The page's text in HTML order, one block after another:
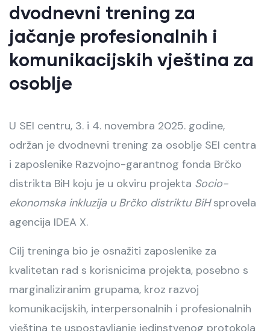
dvodnevni trening za
jačanje profesionalnih i
komunikacijskih vještina za
osoblje
U SEI centru, 3. i 4. novembra 2025. godine,
održan je dvodnevni trening za osoblje SEI centra
i zaposlenike Razvojno-garantnog fonda Brčko
distrikta BiH koju je u okviru projekta Socio-
ekonomska inkluzija u Brčko distriktu BiHsprovela
agencija IDEA X.
Cilj treninga bio je osnažiti zaposlenike za
kvalitetan rad s korisnicima projekta, posebno s
marginaliziranim grupama, kroz razvoj
komunikacijskih, interpersonalnih i profesionalnih
vještina te uspostavljanje jedinstvenog protokola